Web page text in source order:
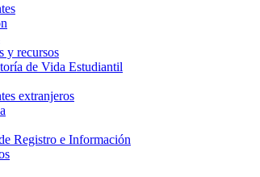
y recursos
de Vida Estudiantil
extranjeros
Registro e Información